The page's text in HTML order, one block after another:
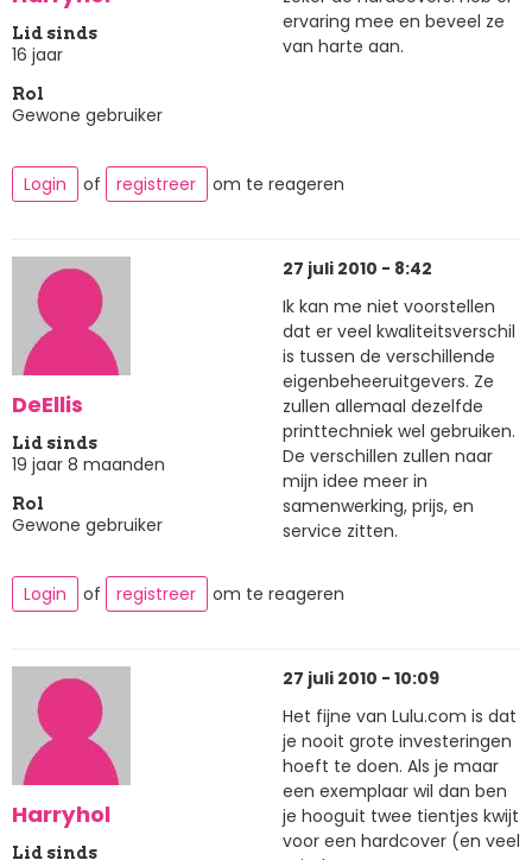
Lid sinds
16 jaar
Rol
Gewone gebruiker
ervaring mee en beveel ze
van harte aan.
Login of registreer om te reageren
DeEllis
Lid sinds
19 jaar 8 maanden
Rol
Gewone gebruiker
27 juli 2010 - 8:42
Ik kan me niet voorstellen
dat er veel kwaliteitsverschil
is tussen de verschillende
eigenbeheeruitgevers. Ze
zullen allemaal dezelfde
printtechniek wel gebruiken.
De verschillen zullen naar
mijn idee meer in
samenwerking, prijs, en
service zitten.
Login of registreer om te reageren
Harryhol
Lid sinds
27 juli 2010 - 10:09
Het fijne van Lulu.com is dat
je nooit grote investeringen
hoeft te doen. Als je maar
een exemplaar wil dan ben
je hooguit twee tientjes kwijt
voor een hardcover (en veel